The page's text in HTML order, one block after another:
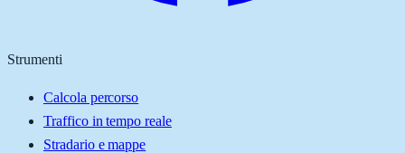
Strumenti
Calcola percorso
Traffico in tempo reale
Stradario e mappe